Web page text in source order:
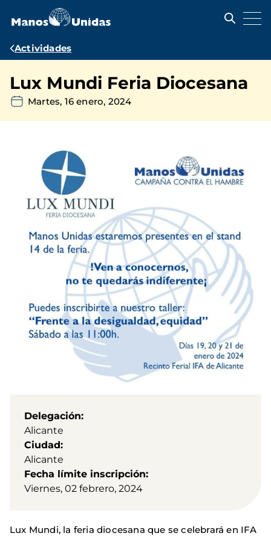
contenido
Ruta
navegación
Actividades
Lux Mundi Feria Diocesana
Martes, 16 enero, 2024
Delegación
Alicante
Ciudad
Alicante
Fecha límite inscripción
Viernes, 02 febrero, 2024
Lux Mundi, la feria diocesana que se celebrará en IFA